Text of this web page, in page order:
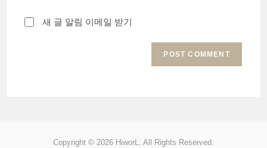
새 글 알림 이메일 받기
Copyright © 2026 HiworL. All Rights Reserved.